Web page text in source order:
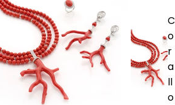
C
o
r
a
ll
o